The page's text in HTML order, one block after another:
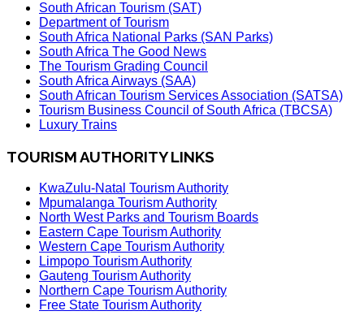
South African Tourism (SAT)
Department of Tourism
South Africa National Parks (SAN Parks)
South Africa The Good News
The Tourism Grading Council
South Africa Airways (SAA)
South African Tourism Services Association (SATSA)
Tourism Business Council of South Africa (TBCSA)
Luxury Trains
TOURISM AUTHORITY LINKS
KwaZulu-Natal Tourism Authority
Mpumalanga Tourism Authority
North West Parks and Tourism Boards
Eastern Cape Tourism Authority
Western Cape Tourism Authority
Limpopo Tourism Authority
Gauteng Tourism Authority
Northern Cape Tourism Authority
Free State Tourism Authority